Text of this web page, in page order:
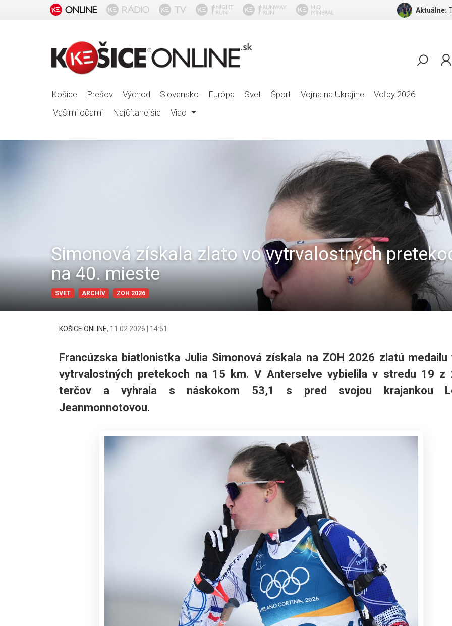
Aktuálne:
Košice Prešov Východ Slovensko Európa Svet Šport Vojna na Ukrajine
Voľby 2026
Vašimi očami
Najčítanejšie Viac
Simonová získala zlato vo vytrvalostných
na 40. mieste
SVET ARCHÍV ZOH 2026
KOŠICE ONLINE, 11.02.2026 | 14:51
Francúzska biatlonistka Julia Simonová získala na ZOH 2026 zlatú medailu
vytrvalostných pretekoch na 15 km. V Anterselve vybielila v stredu 19 z
terčov a vyhrala s náskokom 53,1 s pred svojou krajankou
Jeanmonnotovou.